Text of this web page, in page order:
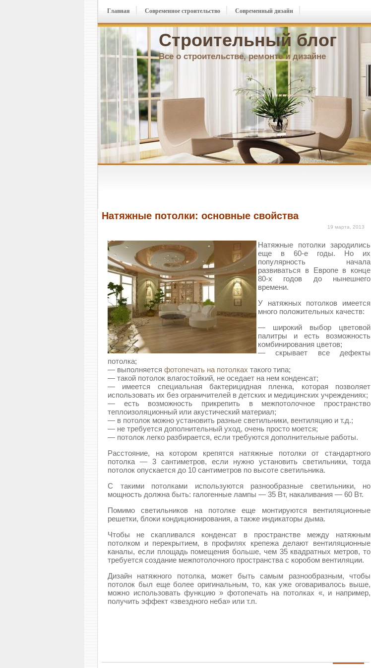
Строительный блог
Все о строительстве, ремонте и дизайне
Главная Современное строительство Современный дизайн
Натяжные потолки: основные свойства
19 марта, 2013
Натяжные потолки зародились
еще в 60-е годы. Но их
популярность начала
развиваться в Европе в конце
80-х годов до нынешнего
времени.
У натяжных потолков имеется
много положительных качеств:
— широкий выбор цветовой
палитры и есть возможность
комбинирования цветов;
— скрывает все дефекты
потолка;
— выполняется фотопечать на потолках такого типа;
— такой потолок влагостойкий, не оседает на нем конденсат;
— имеется специальная бактерицидная пленка, которая позволяет
использовать их без ограничителей в детских и медицинских учреждениях;
— есть возможность прикрепить в межпотолочное пространство
теплоизоляционный или акустический материал;
— в потолок можно установить разные светильники, вентиляцию и т.д.;
— не требуется дополнительный уход, очень просто моется;
— потолок легко разбирается, если требуются дополнительные работы.
Расстояние, на котором крепятся натяжные потолки от стандартного
потолка — 3 сантиметров, если нужно установить светильники, тогда
потолок опускается до 10 сантиметров по высоте светильника.
С такими потолками используются разнообразные светильники, но
мощность должна быть: галогенные лампы — 35 Вт, накаливания — 60 Вт.
Помимо светильников на потолке еще монтируются вентиляционные
решетки, блоки кондиционирования, а также индикаторы дыма.
Чтобы не скапливался конденсат в пространстве между натяжным
потолком и перекрытием, в профилях крепежа делают вентиляционные
каналы, если площадь помещения больше, чем 35 квадратных метров, то
требуется создание межпотолочного пространства с коробом вентиляции.
Дизайн натяжного потолка, может быть самым разнообразным, чтобы
потолок был еще более оригинальным, то, как уже оговаривалось выше,
можно использовать функцию » фотопечать на потолках «, и например,
получить эффект «звездного неба» или т.п.